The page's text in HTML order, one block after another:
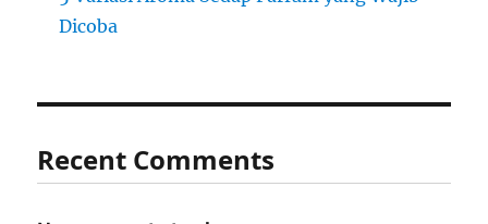
Dicoba
Recent Comments